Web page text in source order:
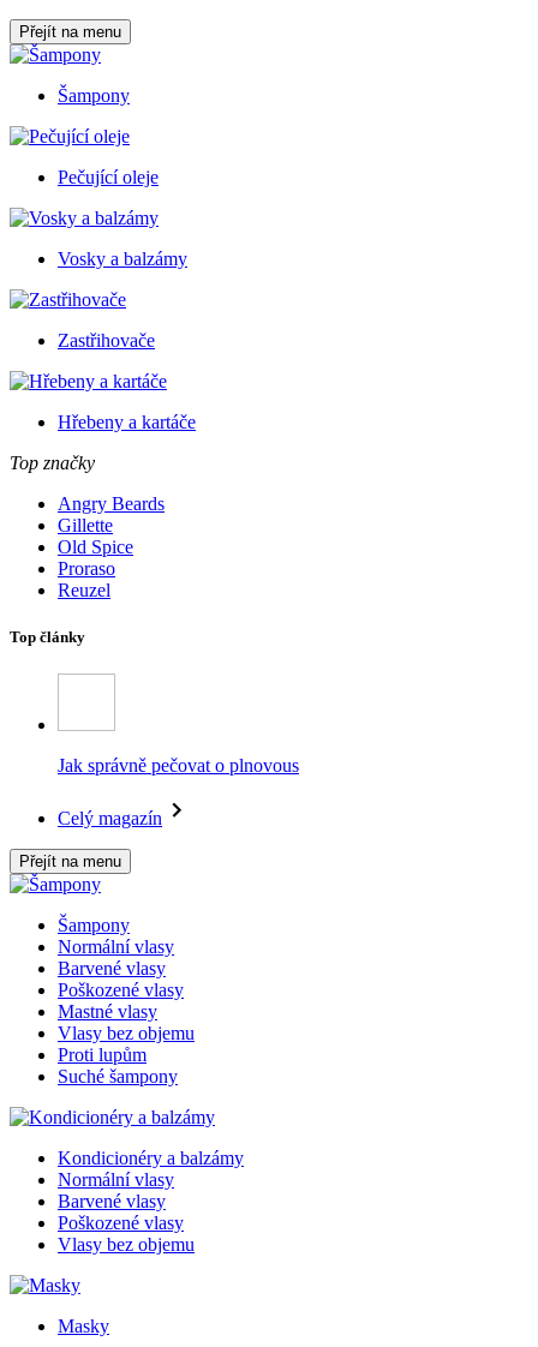
Přejít na menu
Šampony
Pečující oleje
Vosky a balzámy
Zastřihovače
Hřebeny a kartáče
Top značky
Angry Beards
Gillette
Old Spice
Proraso
Reuzel
Top články
Jak správně pečovat o plnovous
Celý magazín
Přejít na menu
Šampony
Normální vlasy
Barvené vlasy
Poškozené vlasy
Mastné vlasy
Vlasy bez objemu
Proti lupům
Suché šampony
Kondicionéry a balzámy
Normální vlasy
Barvené vlasy
Poškozené vlasy
Vlasy bez objemu
Masky